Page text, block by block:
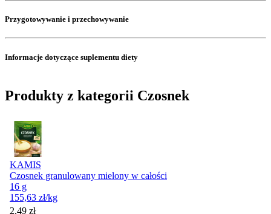
Przygotowywanie i przechowywanie
Informacje dotyczące suplementu diety
Produkty z kategorii Czosnek
KAMIS
Czosnek granulowany mielony w całości
16 g
155,63 zł/kg
Cena
2,49 zł